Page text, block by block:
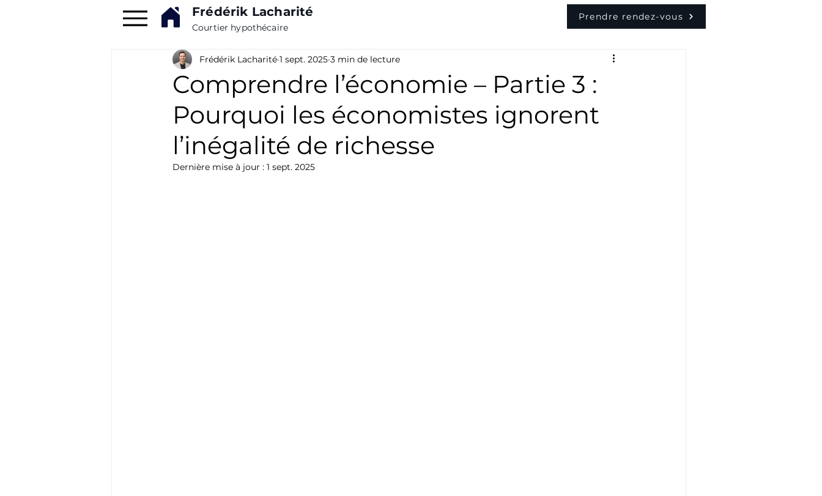
Frédérik Lacharité
Courtier hypothécaire
Prendre rendez-vous
Comprendre l’économie – Partie 3 :
Pourquoi les économistes ignorent
l’inégalité de richesse
Frédérik Lacharité 1 sept. 2025 3 min de lecture
Dernière mise à jour : 1 sept. 2025